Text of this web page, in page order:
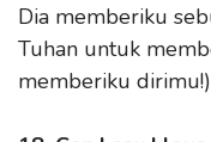
Dia memberiku
Tuhan untuk
memberiku dirimu!)